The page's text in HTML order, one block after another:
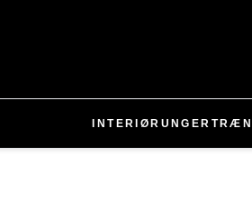
INTERIØR UNGER